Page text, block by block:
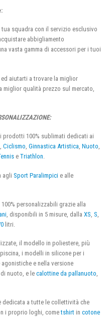
squadra con il servizio esclusivo
abbigliamento
vasta gamma di accessori per i tuoi
aiutarti a trovare la miglior
qualità prezzo sul mercato,
prodotti 100% sublimati dedicati ai
, Ciclismo, Ginnastica Artistica, Nuoto,
e Triathlon.
agli Sport Paralimpici e alle
personalizzabili grazie alla
, disponibili in 5 misure, dalla XS S
litri.
il modello in poliestere, più
i modelli in silicone per i
e nella versione
nuoto, e le calottine da pallanuoto,
dedicata a tutte le collettività che
i proprio loghi, cometshirt in cotone